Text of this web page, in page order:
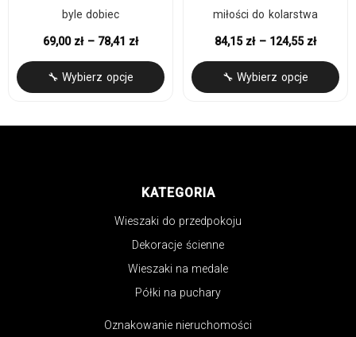
byle dobiec
69,00 zł – 78,41 zł
🔧 Wybierz opcje
miłości do kolarstwa
84,15 zł – 124,55 zł
🔧 Wybierz opcje
KATEGORIA
Wieszaki do przedpokoju
Dekoracje ścienne
Wieszaki na medale
Półki na puchary
Oznakowanie nieruchomości